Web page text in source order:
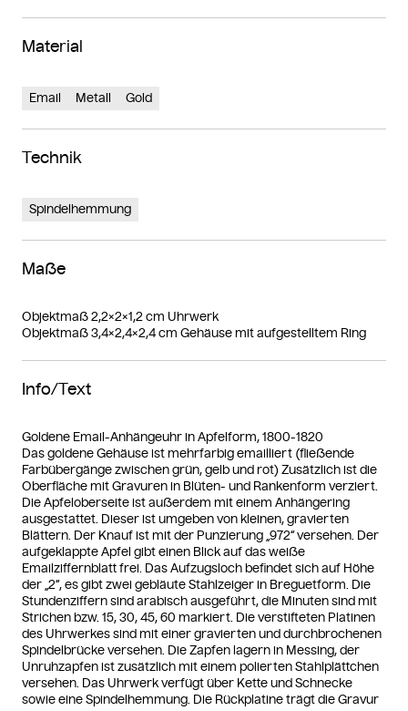
Material
Email Metall Gold
Technik
Spindelhemmung
Maße
Objektmaß 2,2×2×1,2 cm Uhrwerk
Objektmaß 3,4×2,4×2,4 cm Gehäuse mit aufgestelltem Ring
Info/Text
Goldene Email-Anhängeuhr in Apfelform, 1800-1820
Das goldene Gehäuse ist mehrfarbig emailliert (fließende
Farbübergänge zwischen grün, gelb und rot) Zusätzlich ist die
Oberfläche mit Gravuren in Blüten- und Rankenform verziert.
Die Apfeloberseite ist außerdem mit einem Anhängering
ausgestattet. Dieser ist umgeben von kleinen, gravierten
Blättern. Der Knauf ist mit der Punzierung „972“ versehen. Der
aufgeklappte Apfel gibt einen Blick auf das weiße
Emailziffernblatt frei. Das Aufzugsloch befindet sich auf Höhe
der „2“, es gibt zwei gebläute Stahlzeiger in Breguetform. Die
Stundenziffern sind arabisch ausgeführt, die Minuten sind mit
Strichen bzw. 15, 30, 45, 60 markiert. Die verstifteten Platinen
des Uhrwerkes sind mit einer gravierten und durchbrochenen
Spindelbrücke versehen. Die Zapfen lagern in Messing, der
Unruhzapfen ist zusätzlich mit einem polierten Stahlplättchen
versehen. Das Uhrwerk verfügt über Kette und Schnecke
sowie eine Spindelhemmung. Die Rückplatine trägt die Gravur